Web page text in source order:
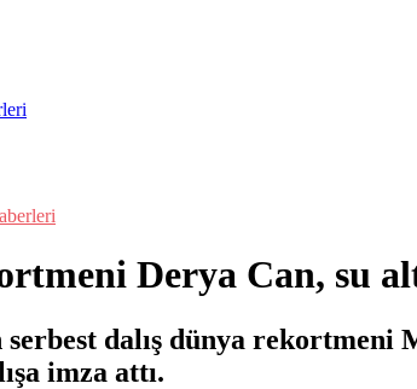
Derya Can, su
dalış dünya rekortmeni
imza attı.